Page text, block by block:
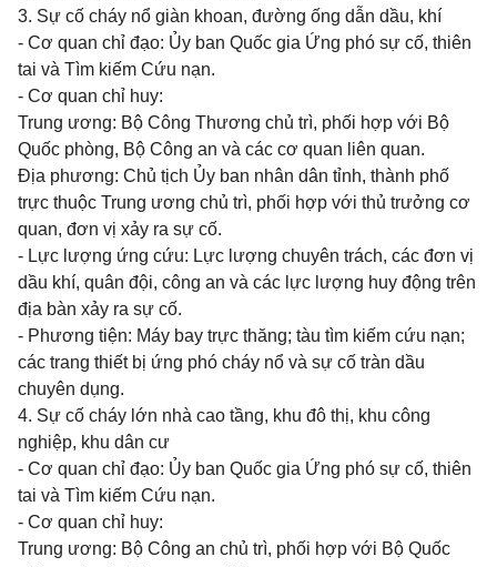
3. Sự cố cháy nổ giàn khoan, đường ống dẫn dầu, khí
- Cơ quan chỉ đạo: Ủy ban Quốc gia Ứng phó sự cố, thiên
tai và Tìm kiếm Cứu nạn.
- Cơ quan chỉ huy:
Trung ương: Bộ Công Thương chủ trì, phối hợp với Bộ
Quốc phòng, Bộ Công an và các cơ quan liên quan.
Địa phương: Chủ tịch Ủy ban nhân dân tỉnh, thành phố
trực thuộc Trung ương chủ trì, phối hợp với thủ trưởng cơ
quan, đơn vị xảy ra sự cố.
- Lực lượng ứng cứu: Lực lượng chuyên trách, các đơn vị
dầu khí, quân đội, công an và các lực lượng huy động trên
địa bàn xảy ra sự cố.
- Phương tiện: Máy bay trực thăng; tàu tìm kiếm cứu nạn;
các trang thiết bị ứng phó cháy nổ và sự cố tràn dầu
chuyên dụng.
4. Sự cố cháy lớn nhà cao tầng, khu đô thị, khu công
nghiệp, khu dân cư
- Cơ quan chỉ đạo: Ủy ban Quốc gia Ứng phó sự cố, thiên
tai và Tìm kiếm Cứu nạn.
- Cơ quan chỉ huy:
Trung ương: Bộ Công an chủ trì, phối hợp với Bộ Quốc